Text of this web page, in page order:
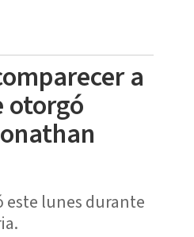
a
otorgó
este lunes durante